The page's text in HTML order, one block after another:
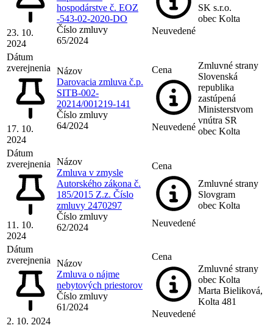
23. 10.
2024
hospodárstve č. EOZ
-543-02-2020-DO
Číslo zmluvy
65/2024
Neuvedené
SK s.r.o.
obec Kolta
Dátum
zverejnenia
17. 10.
2024
Názov
Darovacia zmluva č.p.
SITB-002-
20214/001219-141
Číslo zmluvy
64/2024
Cena
Neuvedené
Zmluvné strany
Slovenská
republika
zastúpená
Ministerstvom
vnútra SR
obec Kolta
Dátum
zverejnenia
11. 10.
2024
Názov
Zmluva v zmysle
Autorského zákona č.
185/2015 Z.z. Číslo
zmluvy 2470297
Číslo zmluvy
62/2024
Cena
Neuvedené
Zmluvné strany
Slovgram
obec Kolta
Dátum
zverejnenia
2. 10. 2024
Názov
Zmluva o nájme
nebytových priestorov
Číslo zmluvy
61/2024
Cena
Neuvedené
Zmluvné strany
obec Kolta
Marta Bieliková,
Kolta 481